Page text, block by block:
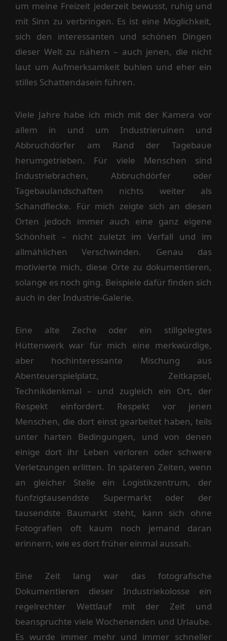
um meine Freizeit jederzeit bewusst, ruhig und
mit Sinn zu verbringen. Es ist eine Möglichkeit,
sich den interessanten und schönen Dingen
dieser Welt zu nähern – auch jenen, die nicht
laut um Aufmerksamkeit buhlen und eher ein
stilles Schattendasein führen.
Viele Jahre habe ich mich mit der Kamera vor
allem in und um Industrieruinen und
Abbruchdörfer am Rand der Tagebaue
herumgetrieben. Für viele Menschen sind
Industrie­brachen, Abbruchdörfer oder
Tagebaulandschaften nichts weiter als
Schandflecke. Für mich zeigte sich an diesen
Orten jedoch immer auch eine ganz eigene
Schönheit – nicht zuletzt im Verfall und im
allmählichen Verschwinden. Genau das
motivierte mich, diese Orte zu dokumentieren,
solange es noch ging. Beispiele dafür finden sich
auch in der Industrie-Galerie.
Eine alte Zeche oder ein stillgelegtes
Hüttenwerk war für mich eine merkwürdige,
aber hochinteressante Mischung aus
Abenteuerspielplatz, Zeitkapsel,
Technikdenkmal – und zugleich ein Ort, der
Respekt einfordert. Respekt vor jenen
Menschen, die dort einst gearbeitet haben, teils
unter harten Bedingungen, und von denen
einige dort ihr Leben verloren oder schwere
Verletzungen erlitten. In späteren Zeiten, wenn
an gleicher Stelle ein Logistikzentrum, der
fünfzigtausendste Supermarkt oder der
tausendste Baumarkt steht, kann sich ohne
Fotografien oft kaum noch jemand daran
erinnern, wie es dort früher einmal aussah.
Eine Zeit lang war das fotografische
Dokumentieren dieser Industriekolosse ein
regelrechter Wettlauf mit der Zeit und
beanspruchte viele Wochenenden und Urlaube.
Es wurde immer mehr und immer schneller